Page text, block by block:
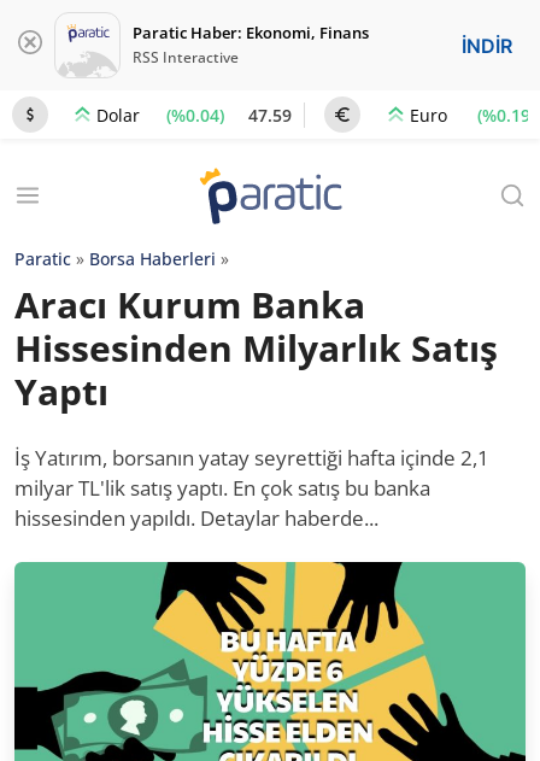
Paratic Haber: Ekonomi, Finans
RSS Interactive İNDİR
Dolar (%0.04) 47.59 Euro (%0.19)
Paratic » Borsa Haberleri »
Aracı Kurum Banka
Hissesinden Milyarlık Satış
Yaptı
İş Yatırım, borsanın yatay seyrettiği hafta içinde 2,1
milyar TL'lik satış yaptı. En çok satış bu banka
hissesinden yapıldı. Detaylar haberde...